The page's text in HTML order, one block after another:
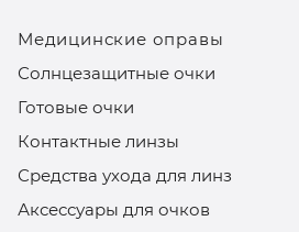
Медицинские оправы
Солнцезащитные очки
Готовые очки
Контактные линзы
Средства ухода для линз
Аксессуары для очков